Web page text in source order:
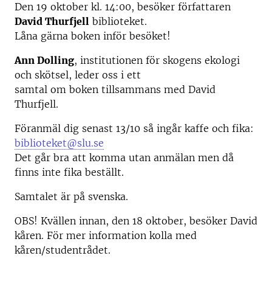
Den 19 oktober kl. 14:00, besöker författaren
David Thurfjell biblioteket.
Låna gärna boken inför besöket!
Ann Dolling, institutionen för skogens ekologi
och skötsel, leder oss i ett
samtal om boken tillsammans med David
Thurfjell.
Föranmäl dig senast 13/10 så ingår kaffe och fika:
biblioteket@slu.se
Det går bra att komma utan anmälan men då
finns inte fika beställt.
Samtalet är på svenska.
OBS! Kvällen innan, den 18 oktober, besöker David
kåren. För mer information kolla med
kåren/studentrådet.